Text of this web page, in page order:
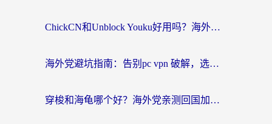
ChickCN和Unblock Youku好用吗？海外党亲测3款回国加速器，附iOS免费选择指南
海外党避坑指南：告别pc vpn 破解，选对回国加速器轻松访问国内资源
穿梭和海龟哪个好？海外党亲测回国加速器，附电脑免费VPN推荐